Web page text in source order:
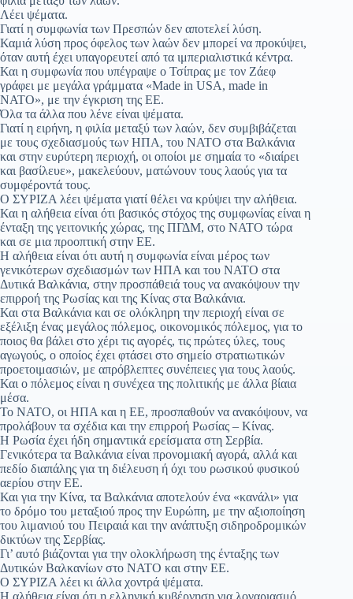
Λέει ψέματα.
Γιατί η συμφωνία των Πρεσπών δεν αποτελεί λύση.
Καμιά λύση προς όφελος των λαών δεν μπορεί να προκύψει,
όταν αυτή έχει υπαγορευτεί από τα ιμπεριαλιστικά κέντρα.
Και η συμφωνία που υπέγραψε ο Τσίπρας με τον Ζάεφ
γράφει με μεγάλα γράμματα «Made in USA, made in
NATO», με την έγκριση της ΕΕ.
Όλα τα άλλα που λένε είναι ψέματα.
Γιατί η ειρήνη, η φιλία μεταξύ των λαών, δεν συμβιβάζεται
με τους σχεδιασμούς των ΗΠΑ, του ΝΑΤΟ στα Βαλκάνια
και στην ευρύτερη περιοχή, οι οποίοι με σημαία το «διαίρει
και βασίλευε», μακελεύουν, ματώνουν τους λαούς για τα
συμφέροντά τους.
Ο ΣΥΡΙΖΑ λέει ψέματα γιατί θέλει να κρύψει την αλήθεια.
Και η αλήθεια είναι ότι βασικός στόχος της συμφωνίας είναι η
ένταξη της γειτονικής χώρας, της ΠΓΔΜ, στο ΝΑΤΟ τώρα
και σε μια προοπτική στην ΕΕ.
Η αλήθεια είναι ότι αυτή η συμφωνία είναι μέρος των
γενικότερων σχεδιασμών των ΗΠΑ και του ΝΑΤΟ στα
Δυτικά Βαλκάνια, στην προσπάθειά τους να ανακόψουν την
επιρροή της Ρωσίας και της Κίνας στα Βαλκάνια.
Και στα Βαλκάνια και σε ολόκληρη την περιοχή είναι σε
εξέλιξη ένας μεγάλος πόλεμος, οικονομικός πόλεμος, για το
ποιος θα βάλει στο χέρι τις αγορές, τις πρώτες ύλες, τους
αγωγούς, ο οποίος έχει φτάσει στο σημείο στρατιωτικών
προετοιμασιών, με απρόβλεπτες συνέπειες για τους λαούς.
Και ο πόλεμος είναι η συνέχεα της πολιτικής με άλλα βίαια
μέσα.
Το ΝΑΤΟ, οι ΗΠΑ και η ΕΕ, προσπαθούν να ανακόψουν, να
προλάβουν τα σχέδια και την επιρροή Ρωσίας – Κίνας.
Η Ρωσία έχει ήδη σημαντικά ερείσματα στη Σερβία.
Γενικότερα τα Βαλκάνια είναι προνομιακή αγορά, αλλά και
πεδίο διαπάλης για τη διέλευση ή όχι του ρωσικού φυσικού
αερίου στην ΕΕ.
Και για την Κίνα, τα Βαλκάνια αποτελούν ένα «κανάλι» για
το δρόμο του μεταξιού προς την Ευρώπη, με την αξιοποίηση
του λιμανιού του Πειραιά και την ανάπτυξη σιδηροδρομικών
δικτύων της Σερβίας.
Γι’ αυτό βιάζονται για την ολοκλήρωση της ένταξης των
Δυτικών Βαλκανίων στο ΝΑΤΟ και στην ΕΕ.
Ο ΣΥΡΙΖΑ λέει κι άλλα χοντρά ψέματα.
Η αλήθεια είναι ότι η ελληνική κυβέρνηση για λογαριασμό